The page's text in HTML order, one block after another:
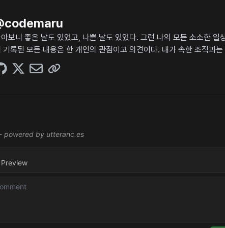
codemaru
보니 좋은 날도 있었고, 나쁜 날도 있었다. 그런 나의 모든 소소한 일
기록된 모든 내용은 한 개인의 관점이고 의견이다. 내가 속한 조직과